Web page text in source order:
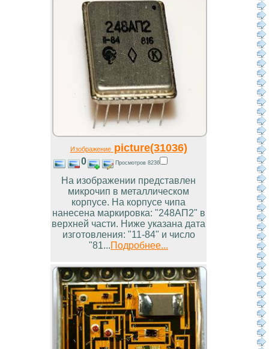
Изображениеpicture(31036)
0 Просмотров 8236
На изображении представлен
микрочип в металлическом
корпусе. На корпусе чипа
нанесена маркировка: "248АП2" в
верхней части. Ниже указана дата
изготовления: "11-84" и число
"81...Подробнее...